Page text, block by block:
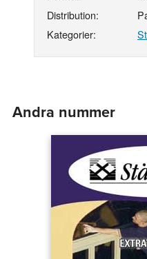
Distribution:
Kategorier:
Andra nummer